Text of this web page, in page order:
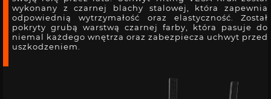
wykonany z czarnej blachy stalowej, która zapewnia
odpowiednią wytrzymałość oraz elastyczność. Został
pokryty grubą warstwą czarnej farby, która pasuje do
niemal każdego wnętrza oraz zabezpiecza uchwyt przed
uszkodzeniem.